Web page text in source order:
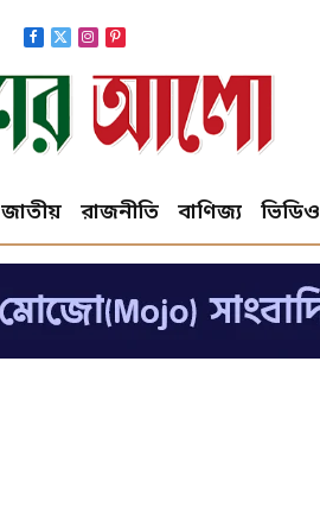
Facebook
X
(Twitter)
Instagram
Pinterest
জাতীয় রাজনীতি বাণিজ্য ভিডিও